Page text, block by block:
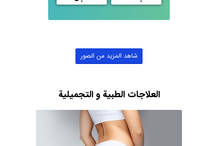
شاهد المزيد من الصور
العلاجات الطبية و التجميلية